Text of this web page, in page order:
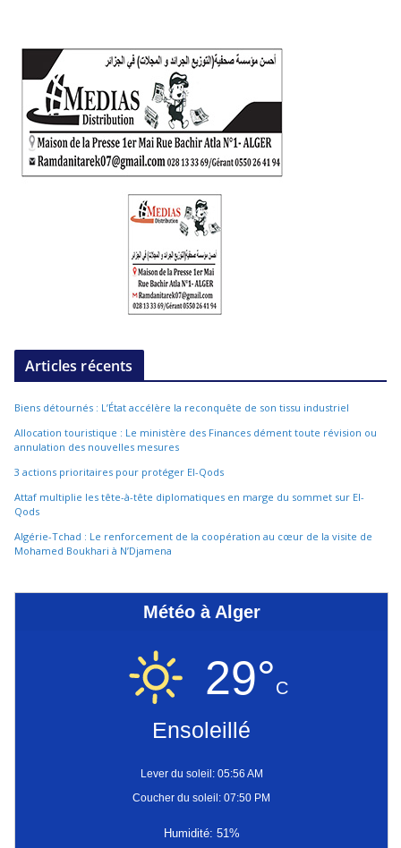
Articles récents
Biens détournés : L’État accélère la reconquête de son tissu industriel
Allocation touristique : Le ministère des Finances dément toute révision ou
annulation des nouvelles mesures
3 actions prioritaires pour protéger El-Qods
Attaf multiplie les tête-à-tête diplomatiques en marge du sommet sur El-
Qods
Algérie-Tchad : Le renforcement de la coopération au cœur de la visite de
Mohamed Boukhari à N’Djamena
Météo à Alger
29°C
Ensoleillé
Lever du soleil: 05:56 AM
Coucher du soleil: 07:50 PM
Humidité: 51%